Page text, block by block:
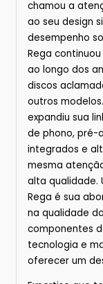
chamou a
ao seu design
desempenho
Rega
ao longo dos
discos
outros
expandiu sua
de phono, pré-
integrados e
mesma
alta qualidade.
Rega é sua
na qualidade
componentes
tecnologia e
oferecer um